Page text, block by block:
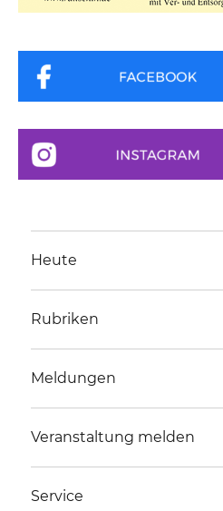
Heute
Rubriken
Meldungen
Veranstaltung melden
Service